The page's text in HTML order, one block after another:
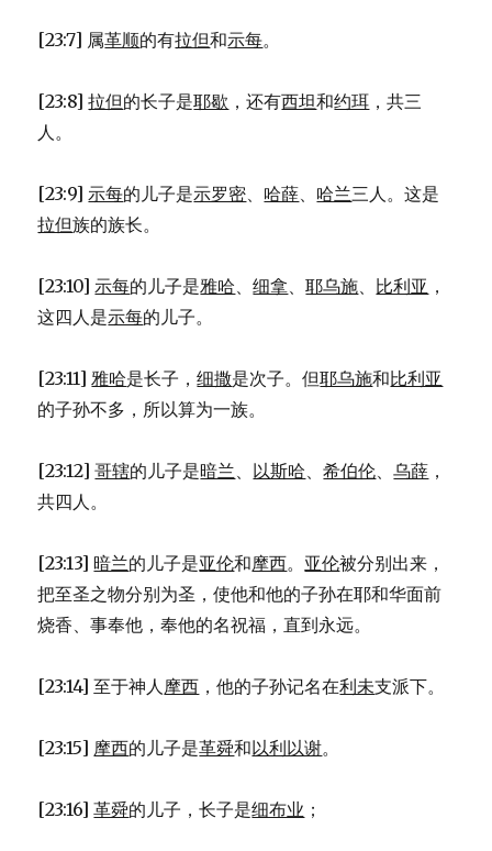
[23:7] 属革顺的有拉但和示每。
[23:8]拉但的长子是耶歇 ，还有西坦和约珥 ，共三
人。
[23:9]示每的儿子是示罗密、 哈薛、 哈兰三人。这是
拉但族的族长。
[23:10]示每的儿子是雅哈、细拿、耶乌施、 比利亚 ，
这四人是示每的儿子。
[23:11]雅哈是长子，细撒是次子。但耶乌施和比利亚
的子孙不多，所以算为一族。
[23:12]哥辖的儿子是暗兰、 以斯哈、希伯伦、乌薛 ，
共四人。
[23:13]暗兰的儿子是亚伦和摩西。 亚伦被分别出来，
把至圣之物分别为圣，使他和他的子孙在耶和华面前
烧香、事奉他，奉他的名祝福，直到永远。
[23:14] 至于神人摩西 ，他的子孙记名在利未支派下。
[23:15] 摩西的儿子是革舜和以利以谢。
[23:16]革舜的儿子，长子是细布业 ；